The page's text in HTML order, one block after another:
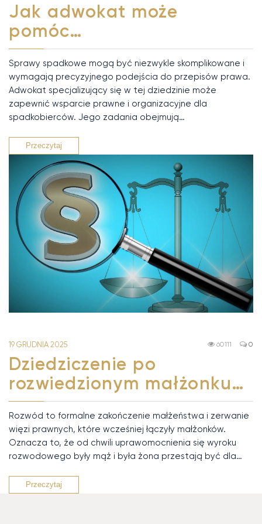
Jak adwokat może
pomóc…
Sprawy spadkowe mogą być niezwykle skomplikowane i
wymagają precyzyjnego podejścia do przepisów prawa.
Adwokat specjalizujący się w tej dziedzinie może
zapewnić wsparcie prawne i organizacyjne dla
spadkobierców. Jego zadania obejmują…
Przeczytaj
19 GRUDNIA 2025 0
60111
Dziedziczenie po
rozwiedzionym małżonku…
Rozwód to formalne zakończenie małżeństwa i zerwanie
więzi prawnych, które wcześniej łączyły małżonków.
Oznacza to, że od chwili uprawomocnienia się wyroku
rozwodowego były mąż i była żona przestają być dla…
Przeczytaj